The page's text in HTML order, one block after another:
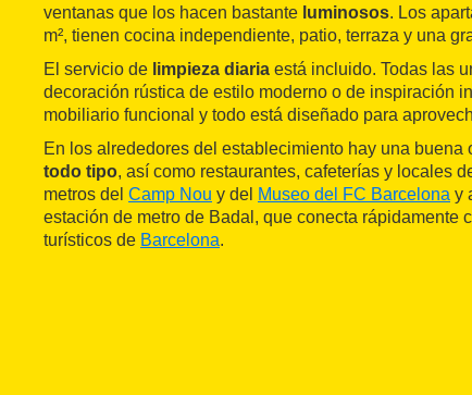
ventanas que los hacen bastante luminosos. Los
m², tienen cocina independiente, patio, terraza y una
El servicio de limpieza diaria está incluido. Todas las
decoración rústica de estilo moderno o de inspiración
mobiliario funcional y todo está diseñado para
En los alrededores del establecimiento hay una buena
todo tipo, así como restaurantes, cafeterías y locales
metros del Camp Nou y del Museo del FC Barcelona y
estación de metro de Badal, que conecta rápidamente
turísticos de Barcelona.